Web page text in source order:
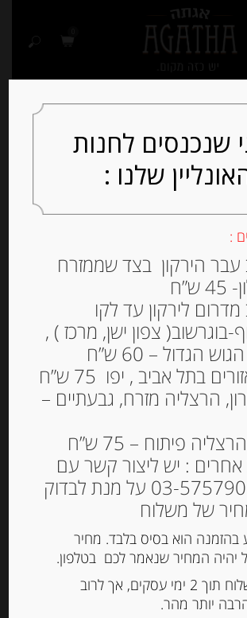
סרדינים 120 גרם בשמ”ז של
DELICIUS
שנכנסים לחנות
שלנו :
:
הירקון בצד שממזרח
לירקון עד לקו
בוגרשוב( צפון ישן, מרכז ) ,
הגדול – 60 ש”ח
בתל אביב , יפו 75 ש”ח
הרצליה מזרח, גבעתיים –
פיתוח – 75 ש”ח
: יש ליצור קשר עם
החנות ב 03-5757901 על מנת לבדוק
של משלוח
בהזמנה הוא בסיס בלבד. מחיר
יהיה המחיר שנאמר לכם בטלפון.
מתחייבים למשלוח תוך 2 ימי עסקים, אך לרוב
יותר מהר.